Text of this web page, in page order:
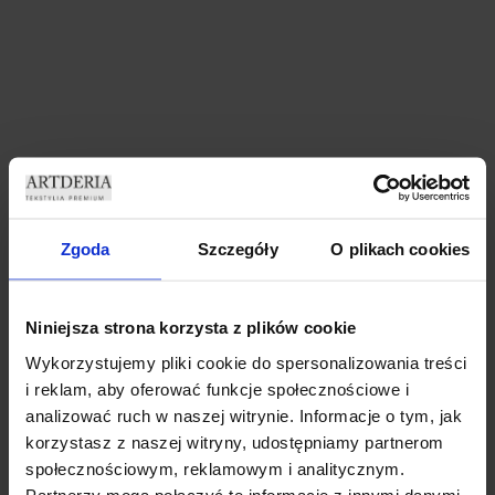
Zgoda Szczegóły O plikach cookies
Niniejsza strona korzysta z plików cookie
Wykorzystujemy pliki cookie do spersonalizowania treści
i reklam, aby oferować funkcje społecznościowe i
analizować ruch w naszej witrynie. Informacje o tym, jak
korzystasz z naszej witryny, udostępniamy partnerom
społecznościowym, reklamowym i analitycznym.
996 W MAGAZYNIE
74,39zł 69,99zł